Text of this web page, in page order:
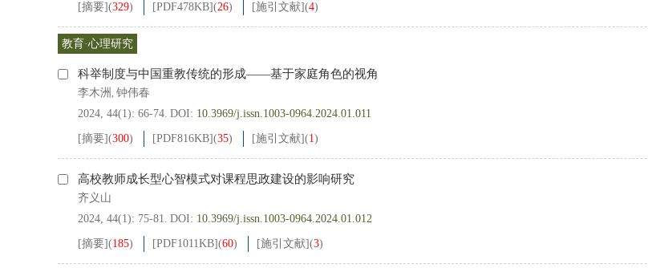
[摘要](329) [PDF478KB](26) [施引文献](4)
教育·心理研究
科举制度与中国重教传统的形成——基于家庭角色的视角
李木洲, 钟伟春
2024, 44(1): 66-74. DOI: 10.3969/j.issn.1003-0964.2024.01.011
[摘要](300) [PDF816KB](35) [施引文献](1)
高校教师成长型心智模式对课程思政建设的影响研究
齐义山
2024, 44(1): 75-81. DOI: 10.3969/j.issn.1003-0964.2024.01.012
[摘要](185) [PDF1011KB](60) [施引文献](3)